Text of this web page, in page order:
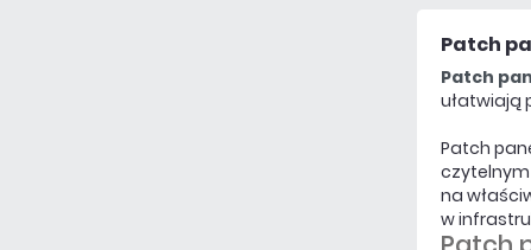
Patch
Patch
ułatwiają
Patch
czytelnym
na
w